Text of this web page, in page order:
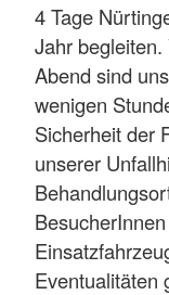
4 Tage
Jahr
Abend sind
wenigen
Sicherheit der
unserer
Eventualitäten